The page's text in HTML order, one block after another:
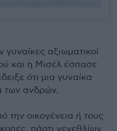
γυναίκες αξιωματικοί
και η Μισέλ έσπασε
ότι μια γυναίκα
των ανδρών.
την οικογένεια ή τους
πάρτι γενεθλίων